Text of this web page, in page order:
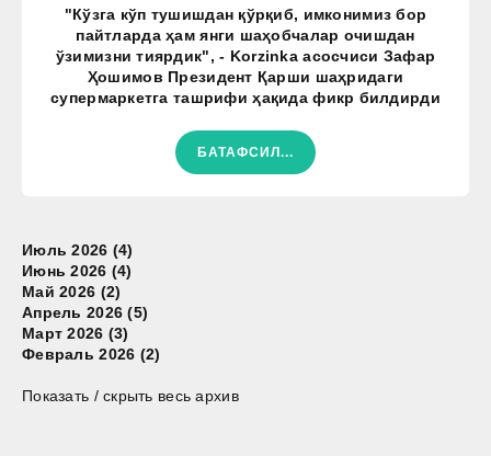
"Кўзга кўп тушишдан қўрқиб, имконимиз бор
пайтларда ҳам янги шаҳобчалар очишдан
ўзимизни тиярдик", - Korzinka асосчиси Зафар
Ҳошимов Президент Қарши шаҳридаги
супермаркетга ташрифи ҳақида фикр билдирди
БАТАФСИЛ...
Июль 2026 (4)
Июнь 2026 (4)
Май 2026 (2)
Апрель 2026 (5)
Март 2026 (3)
Февраль 2026 (2)
Показать / скрыть весь архив